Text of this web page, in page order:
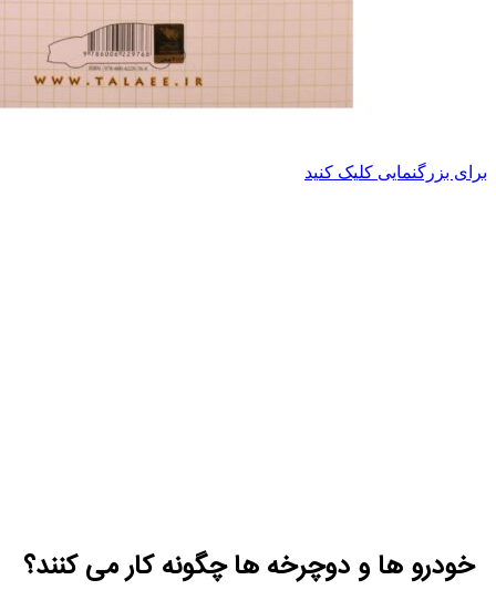
برای بزرگنمایی کلیک کنید
خودرو ها و دوچرخه ها چگونه کار می کنند؟